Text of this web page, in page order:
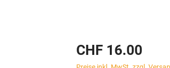
CHF 16.00